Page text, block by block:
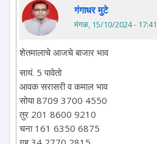
गंगाधर मुटे
मंगळ, 15/10/2024 - 17:41
शेतमालाचे आजचे बाजार भाव
सायं. 5 पावेतो
आवक सरासरी व कमाल भाव
सोया 8709 3700 4550
तुर 201 8600 9210
चना 161 6350 6875